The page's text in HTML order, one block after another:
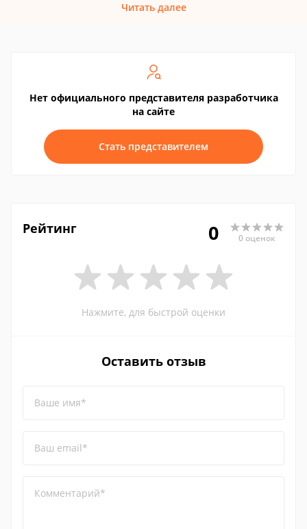
Читать далее
Нет официального представителя разработчика
на сайте
Стать представителем
Рейтинг 0 0 оценок
Нажмите, для быстрой оценки
Оставить отзыв
Ваше имя*
Ваш email*
Комментарий*